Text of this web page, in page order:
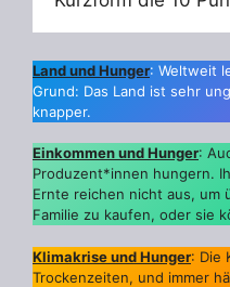
Land und Hunger: Weltweit
Grund: Das Land ist sehr
knapper.
Einkommen und Hunger:
Produzent*innen hungern.
Ernte reichen nicht aus, um
Familie zu kaufen, oder sie
Klimakrise und Hunger: Die
Trockenzeiten, und immer